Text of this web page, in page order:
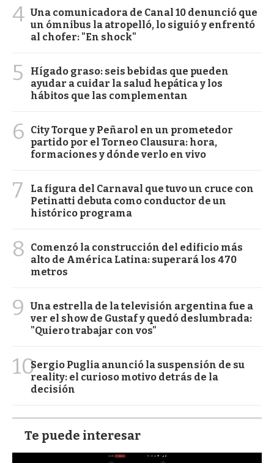
4 Una comunicadora de Canal 10 denunció que
un ómnibus la atropelló, lo siguió y enfrentó
al chofer: "En shock"
5
Hígado graso: seis bebidas que pueden
ayudar a cuidar la salud hepática y los
hábitos que las complementan
6
City Torque y Peñarol en un prometedor
partido por el Torneo Clausura: hora,
formaciones y dónde verlo en vivo
7
La figura del Carnaval que tuvo un cruce con
Petinatti debuta como conductor de un
histórico programa
8
Comenzó la construcción del edificio más
alto de América Latina: superará los 470
metros
9
Una estrella de la televisión argentina fue a
ver el show de Gustaf y quedó deslumbrada:
"Quiero trabajar con vos"
10Sergio Puglia anunció la suspensión de su
reality: el curioso motivo detrás de la
decisión
Te puede interesar